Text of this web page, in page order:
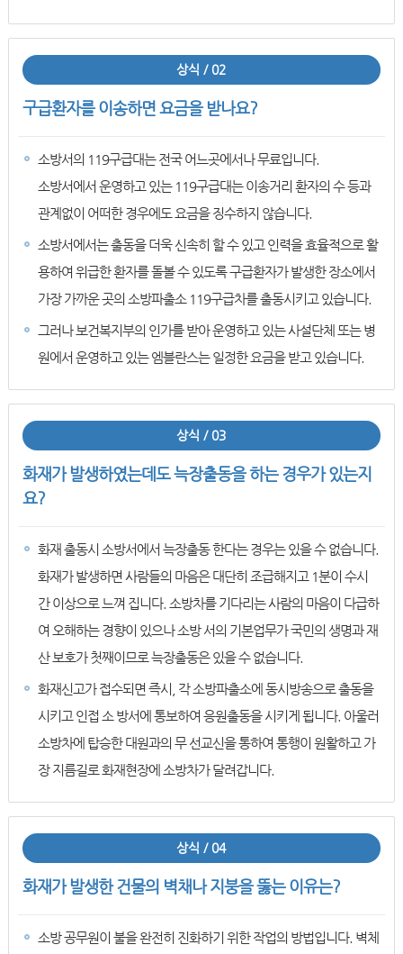
상식 / 02
구급환자를 이송하면 요금을 받나요?
소방서의 119구급대는 전국 어느곳에서나 무료입니다.
소방서에서 운영하고 있는 119구급대는 이송거리 환자의 수 등과
관계없이 어떠한 경우에도 요금을 징수하지 않습니다.
소방서에서는 출동을 더욱 신속히 할 수 있고 인력을 효율적으로 활
용하여 위급한 환자를 돌볼 수 있도록 구급환자가 발생한 장소에서
가장 가까운 곳의 소방파출소 119구급차를 출동시키고 있습니다.
그러나 보건복지부의 인가를 받아 운영하고 있는 사설단체 또는 병
원에서 운영하고 있는 엠블란스는 일정한 요금을 받고 있습니다.
상식 / 03
화재가 발생하였는데도 늑장출동을 하는 경우가 있는지
요?
화재 출동시 소방서에서 늑장출동 한다는 경우는 있을 수 없습니다.
화재가 발생하면 사람들의 마음은 대단히 조급해지고 1분이 수시
간 이상으로 느껴 집니다. 소방차를 기다리는 사람의 마음이 다급하
여 오해하는 경향이 있으나 소방 서의 기본업무가 국민의 생명과 재
산 보호가 첫째이므로 늑장출동은 있을 수 없습니다.
화재신고가 접수되면 즉시, 각 소방파출소에 동시방송으로 출동을
시키고 인접 소 방서에 통보하여 응원출동을 시키게 됩니다. 아울러
소방차에 탑승한 대원과의 무 선교신을 통하여 통행이 원활하고 가
장 지름길로 화재현장에 소방차가 달려갑니다.
상식 / 04
화재가 발생한 건물의 벽채나 지붕을 뚫는 이유는?
소방 공무원이 불을 완전히 진화하기 위한 작업의 방법입니다. 벽체